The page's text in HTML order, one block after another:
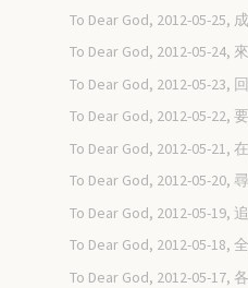
To Dear God, 2012-05-25,
To Dear God, 2012-05-24,
To Dear God, 2012-05-23,
To Dear God, 2012-05-22,
To Dear God, 2012-05-21,
To Dear God, 2012-05-20,
To Dear God, 2012-05-19,
To Dear God, 2012-05-18,
To Dear God, 2012-05-17,